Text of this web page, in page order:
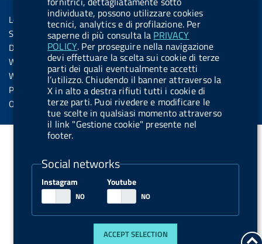
individuate, possono utilizzare cookies
tecnici, analytics e di profilazione. Per
saperne di più consulta la PRIVACY
POLICY. Per proseguire nella navigazione
devi effettuare la scelta sui cookie di terze
parti dei quali eventualmente accetti
l’utilizzo. Chiudendo il banner attraverso la
X in alto a destra rifiuti tutti i cookie di
terze parti. Puoi rivedere e modificare le
tue scelte in qualsiasi momento attraverso
il link "Gestione cookie" presente nel
footer.
Social networks
Instagram Youtube
ACCEPT SELECTION
u
t
t
o
n
.
s
p
o
i
f
n
Sezione Link Utili
Legal notice
Social Media Policy
Dichiarazione di accessibilità
Web accessibility
Website statistics
Privacy
Online services